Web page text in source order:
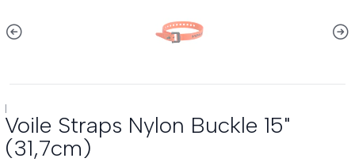
|
Voile Straps Nylon Buckle 15"
(31,7cm)